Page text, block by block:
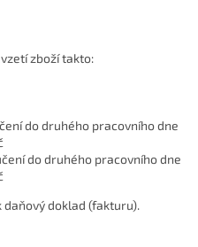
zboží takto:
do druhého pracovního dne
do druhého pracovního dne
daňový doklad (fakturu).